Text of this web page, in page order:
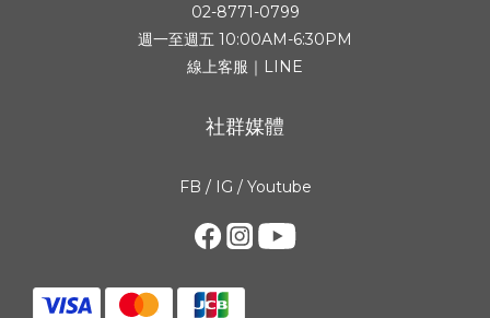
02-8771-0799
週一至週五 10:00AM-6:30PM
線上客服｜LINE
社群媒體
FB /IG / Youtube